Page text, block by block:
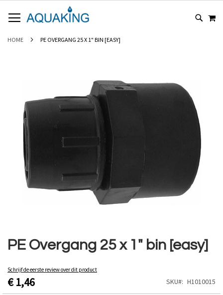
NAAR
DE
HOME PE OVERGANG 25 X 1" BIN [EASY]
PE Overgang 25 x 1" bin [easy]
Schrijf de eerste review over dit product
€ 1,46 SKU H1010015
afbeeldingen-
gallerij
naar
het
van
de
afbeeldingen-